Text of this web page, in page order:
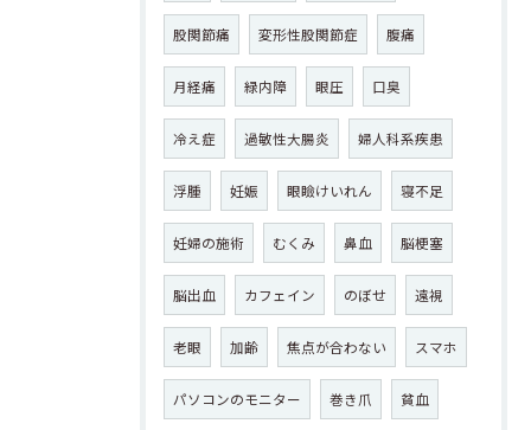
股関節痛 変形性股関節症 腹痛
月経痛 緑内障 眼圧 口臭
冷え症 過敏性大腸炎 婦人科系疾患
浮腫 妊娠 眼瞼けいれん 寝不足
妊婦の施術 むくみ 鼻血 脳梗塞
脳出血 カフェイン のぼせ 遠視
老眼 加齢 焦点が合わない スマホ
パソコンのモニター 巻き爪 貧血